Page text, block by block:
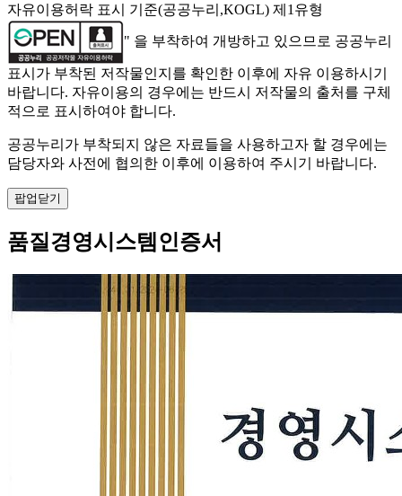
자유이용허락 표시 기준(공공누리,KOGL) 제1유형
" 을 부착하여 개방하고 있으므로 공공누리
표시가 부착된 저작물인지를 확인한 이후에 자유 이용하시기
바랍니다. 자유이용의 경우에는 반드시 저작물의 출처를 구체
적으로 표시하여야 합니다.
공공누리가 부착되지 않은 자료들을 사용하고자 할 경우에는
담당자와 사전에 협의한 이후에 이용하여 주시기 바랍니다.
팝업닫기
품질경영시스템인증서